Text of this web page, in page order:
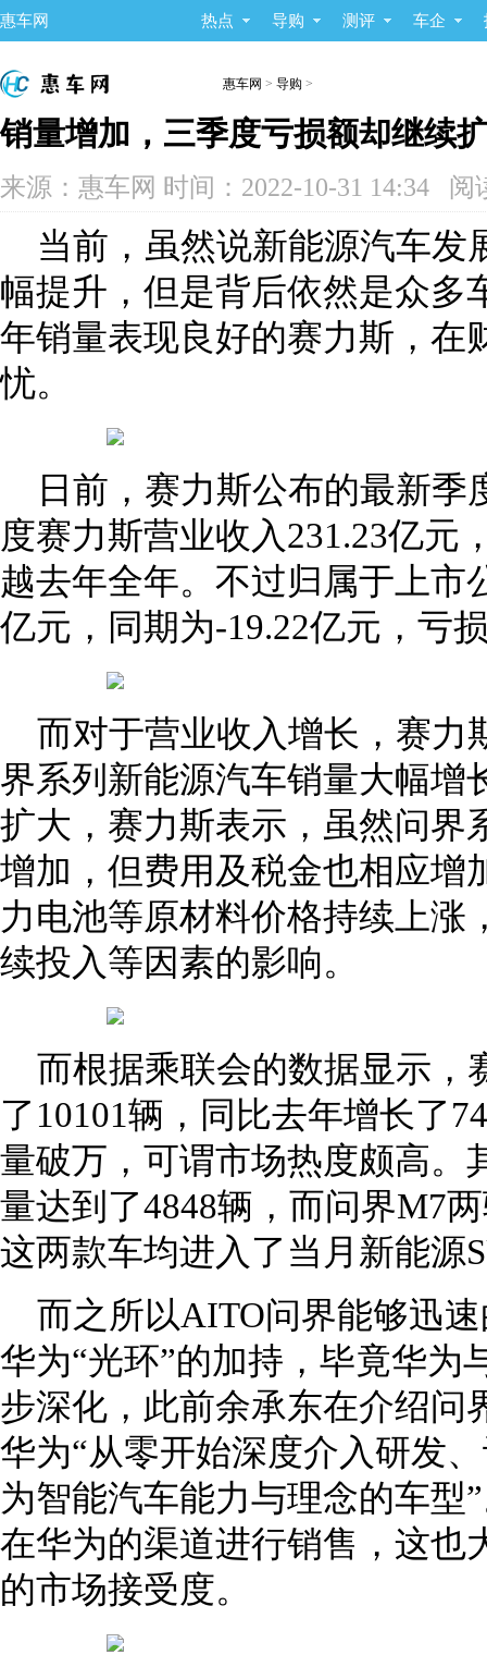
惠车网 热点 导购 测评 车企
惠车网 > 导购 >
销量增加，三季度亏损额却继续
来源：惠车网 时间：2022-10-31 14:34
当前，虽然说新能源汽车发
幅提升，但是背后依然是众多
年销量表现良好的赛力斯，在
忧。
日前，赛力斯公布的最新
度赛力斯营业收入231.23亿元
越去年全年。不过归属于上市
亿元，同期为-19.22亿元，亏
而对于营业收入增长，赛力
界系列新能源汽车销量大幅增
扩大，赛力斯表示，虽然问界
增加，但费用及税金也相应增
力电池等原材料价格持续上涨
续投入等因素的影响。
而根据乘联会的数据显示，
了10101辆，同比去年增长了
量破万，可谓市场热度颇高。
量达到了4848辆，而问界M7
这两款车均进入了当月新能源
而之所以AITO问界能够迅
华为“光环”的加持，毕竟华为
步深化，此前余承东在介绍问
华为“从零开始深度介入研发
为智能汽车能力与理念的车型
在华为的渠道进行销售，这也
的市场接受度。